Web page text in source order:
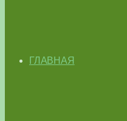
ГЛАВНАЯ